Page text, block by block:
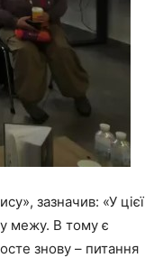
зазначив: «У цієї
межу. В тому є
знову – питання